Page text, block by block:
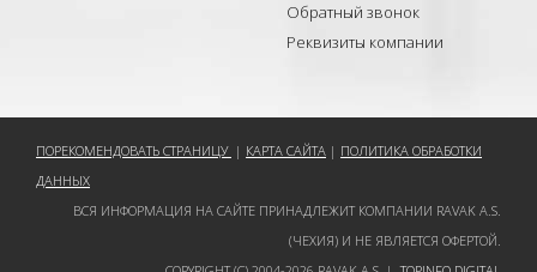
Обратный звонок
Реквизиты компании
ПОРЕКОМЕНДОВАТЬ СТРАНИЦУ | КАРТА САЙТА | ПОЛИТИКА ОБРАБОТКИ
ДАННЫХ
ВСЯ ИНФОРМАЦИЯ НА САЙТЕ ПРИНАДЛЕЖИТ КОМПАНИИ RAVAK A.S.
(ЧЕХИЯ) И НЕ ЯВЛЯЕТСЯ ОФЕРТОЙ.